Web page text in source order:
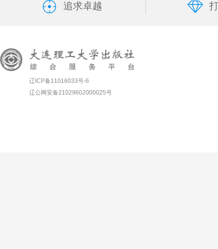
追求卓越
辽ICP备11016033号-6
辽公网安备21029602000025号